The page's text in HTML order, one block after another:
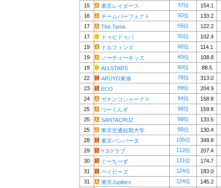
15
東京レイダース 37位
154.1
16
チームパーフェクト 50位
133.2
17
The.Tama 55位
122.2
17
ドゥビドゥバ 55位
102.4
19
ドルフィンズ 60位
114.1
19
ノーティーキッズ 60位
108.8
19
ALLSTARS 60位
88.5
22
ARUYO東海 78位
313.0
23
ECO 89位
204.9
24
ガチンコシャークス 94位
158.8
25
つーくんず 98位
159.8
25
SANTACRUZ 98位
133.5
25
東京交通短期大学 98位
130.4
28
東京バンバータ 105位
349.8
29
Y.Sクラブ 112位
207.4
30
ぐーちーず 121位
174.7
31
ベイビーズ 124位
183.0
31
東京Jupiters 124位
145.2